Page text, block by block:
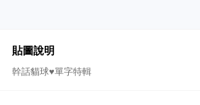
貼圖說明
幹話貓球♥單字特輯